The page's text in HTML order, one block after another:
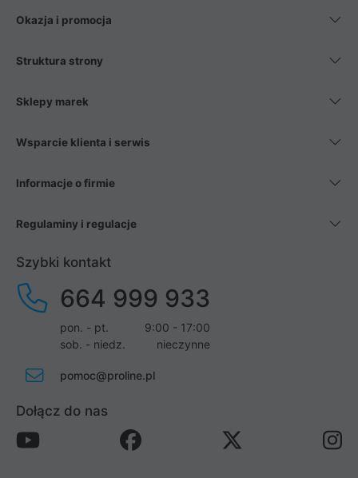
Okazja i promocja
Struktura strony
Sklepy marek
Wsparcie klienta i serwis
Informacje o firmie
Regulaminy i regulacje
Szybki kontakt
664 999 933
pon. - pt.
9:00 - 17:00
sob. - niedz.
nieczynne
pomoc@proline.pl
Dołącz do nas